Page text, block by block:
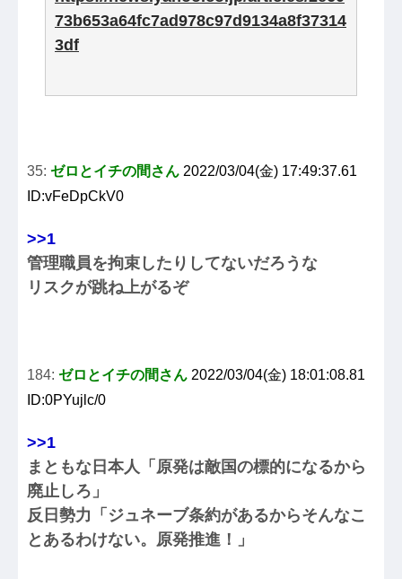
73b653a64fc7ad978c97d9134a8f37314
3df
35: ゼロとイチの間さん 2022/03/04(金) 17:49:37.61
ID:vFeDpCkV0
>>1
管理職員を拘束したりしてないだろうな
リスクが跳ね上がるぞ
184: ゼロとイチの間さん 2022/03/04(金) 18:01:08.81
ID:0PYujlc/0
>>1
まともな日本人「原発は敵国の標的になるから
廃止しろ」
反日勢力「ジュネーブ条約があるからそんなこ
とあるわけない。原発推進！」